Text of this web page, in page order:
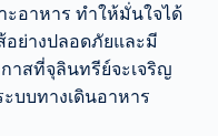
ะอาหาร ทำให้มั่นใจได้
อย่างปลอดภัยและมี
าสที่จุลินทรีย์จะเจริญ
บบทางเดินอาหาร